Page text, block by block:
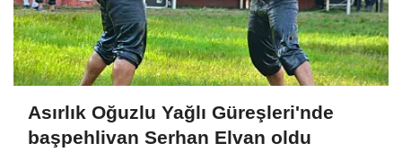
Asırlık Oğuzlu Yağlı Güreşleri'nde
başpehlivan Serhan Elvan oldu